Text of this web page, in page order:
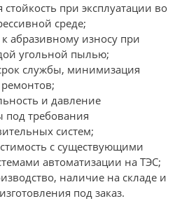
при эксплуатации во
среде;
абразивному износу при
угольной пылью;
службы, минимизация
и давление
под требования
систем;
с существующими
автоматизации на ТЭС;
наличие на складе и
под заказ.